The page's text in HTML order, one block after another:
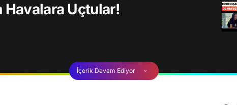
Havalara Uçtular!
İçerik Devam Ediyor